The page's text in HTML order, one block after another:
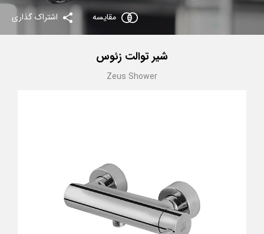
مقایسه اشتراک گذاری
شیر توالت زئوس
Zeus Shower